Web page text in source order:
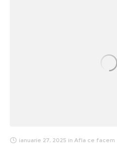
ianuarie 27, 2025 in Afla ce facem